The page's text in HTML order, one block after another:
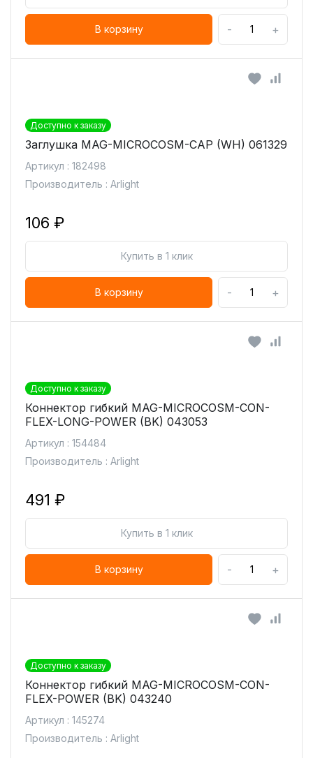
В корзину - +
Доступно к заказу
Заглушка MAG-MICROCOSM-CAP (WH) 061329
Артикул : 182498
Производитель : Arlight
106 ₽
Купить в 1 клик
В корзину - +
Доступно к заказу
Коннектор гибкий MAG-MICROCOSM-CON-
FLEX-LONG-POWER (BK) 043053
Артикул : 154484
Производитель : Arlight
491 ₽
Купить в 1 клик
В корзину - +
Доступно к заказу
Коннектор гибкий MAG-MICROCOSM-CON-
FLEX-POWER (BK) 043240
Артикул : 145274
Производитель : Arlight